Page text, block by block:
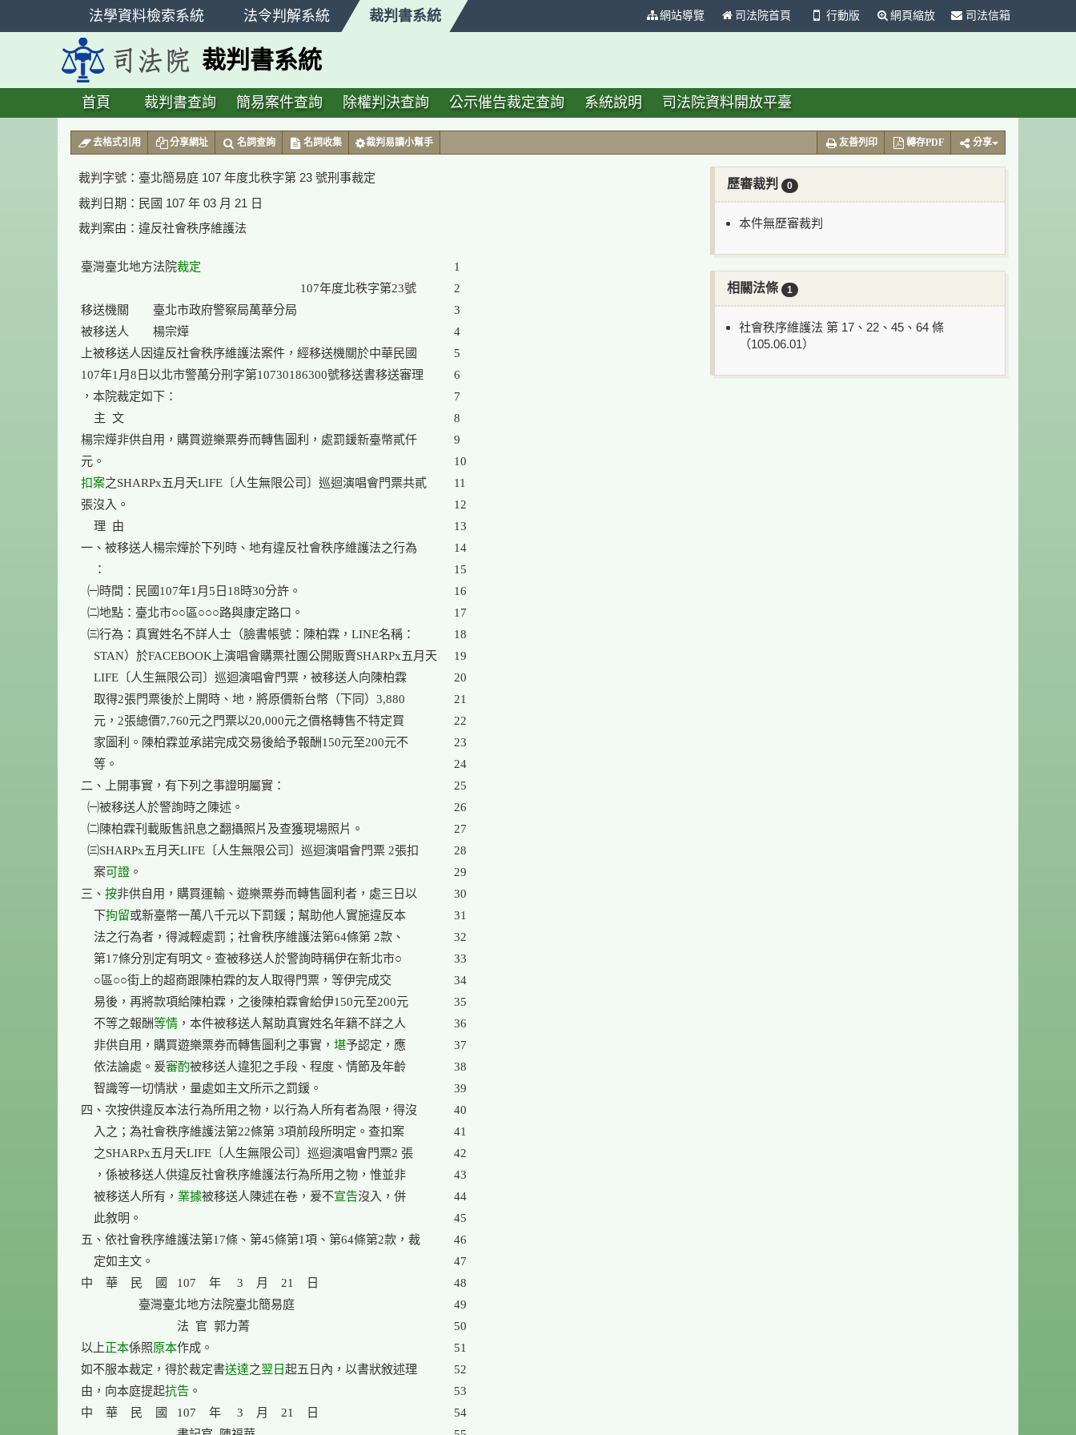
法學資料檢索系統 法令判解系統 裁判書系統 網站導覽 司法院首頁 行動版 網頁縮放 司法信箱
裁判書系統
首頁 裁判書查詢 簡易案件查詢 除權判決查詢 公示催告裁定查詢 系統說明 司法院資料開放平臺
去格式引用 分享網址 名詞查詢 名詞收集 裁判易讀小幫手 友善列印 轉存PDF 分享
裁判字號： 臺北簡易庭 107 年度北秩字第 23 號刑事裁定
裁判日期： 民國 107 年 03 月 21 日
裁判案由：違反社會秩序維護法
臺灣臺北地方法院裁定
107年度北秩字第23號
移送機關　　臺北市政府警察局萬華分局
被移送人　　楊宗燁
上被移送人因違反社會秩序維護法案件，經移送機關於中華民國
107年1月8日以北市警萬分刑字第10730186300號移送書移送審理
，本院裁定如下：
    主  文
楊宗燁非供自用，購買遊樂票券而轉售圖利，處罰鍰新臺幣貳仟
扣案之SHARPx五月天LIFE〔人生無限公司〕巡迴演唱會門票共貳
張沒入。
    理  由
一、被移送人楊宗燁於下列時、地有違反社會秩序維護法之行為
    ：
  ㈠時間：民國107年1月5日18時30分許。
  ㈡地點：臺北市○○區○○○路與康定路口。
  ㈢行為：真實姓名不詳人士（臉書帳號：陳柏霖，LINE名稱：
    STAN）於FACEBOOK上演唱會購票社團公開販賣SHARPx五月天
    LIFE〔人生無限公司〕巡迴演唱會門票，被移送人向陳柏霖
    取得2張門票後於上開時、地，將原價新台幣（下同）3,880
    元，2張總價7,760元之門票以20,000元之價格轉售不特定買
    家圖利。陳柏霖並承諾完成交易後給予報酬150元至200元不
    等。
二、上開事實，有下列之事證明屬實：
  ㈠被移送人於警詢時之陳述。
  ㈡陳柏霖刊載販售訊息之翻攝照片及查獲現場照片。
  ㈢SHARPx五月天LIFE〔人生無限公司〕巡迴演唱會門票 2張扣
    案
可證。
三、 按非供自用，購買運輸、遊樂票券而轉售圖利者，處三日以
    下
拘留或新臺幣一萬八千元以下罰鍰；幫助他人實施違反本
    法之行為者，得減輕處罰；社會秩序維護法第64條第 2款、
    第17條分別定有明文。查被移送人於警詢時稱伊在新北市○
    ○區○○街上的超商跟陳柏霖的友人取得門票，等伊完成交
    易後，再將款項給陳柏霖，之後陳柏霖會給伊150元至200元
    不等之報酬
等情，本件被移送人幫助真實姓名年籍不詳之人
    非供自用，購買遊樂票券而轉售圖利之事實，
堪予認定，應
    依法論處。爰
審酌被移送人違犯之手段、程度、情節及年齡
    智識等一切情狀，量處如主文所示之罰鍰。
四、次按供違反本法行為所用之物，以行為人所有者為限，得沒
    入之；為社會秩序維護法第22條第 3項前段所明定。查扣案
    之SHARPx五月天LIFE〔人生無限公司〕巡迴演唱會門票2 張
    ，係被移送人供違反社會秩序維護法行為所用之物，惟並非
    被移送人所有，
業據被移送人陳述在卷，爰不宣告沒入，併
    此敘明。
五、依社會秩序維護法第17條、第45條第1項、第64條第2款，裁
    定如主文。
中    華    民    國   107    年     3    月    21    日
                  臺灣臺北地方法院臺北簡易庭
                              法  官  郭力菁
以上正本係照原本作成。
如不服本裁定，得於裁定書送達之翌日起五日內，以書狀敘述理
由，向本庭提起抗告。
中    華    民    國   107    年     3    月    21    日
1
2
3
4
5
6
7
8
9
10
11
12
13
14
15
16
17
18
19
20
21
22
23
24
25
26
27
28
29
30
31
32
33
34
35
36
37
38
39
40
41
42
43
44
45
46
47
48
49
50
51
52
53
54
歷審裁判 0
本件無歷審裁判
相關法條 1
社會秩序維護法 第 17、22、45、64 條
（105.06.01）